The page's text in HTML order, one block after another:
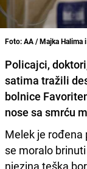
Foto: AA / Majka Halima
Policajci,
satima tražili
bolnice
nose sa smrću
Melek je rođena
se moralo
njezina teška